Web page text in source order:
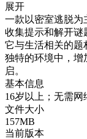
展开
一款以密室逃脱为
收集提示和解开谜
它与生活相关的题
独特的环境中，增
启。
基本信息
16岁以上；无需网
文件大小
157MB
当前版本